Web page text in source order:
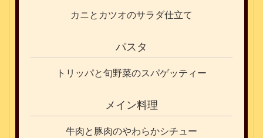
カニとカツオのサラダ仕立て
パスタ
トリッパと旬野菜のスパゲッティー
メイン料理
牛肉と豚肉のやわらかシチュー